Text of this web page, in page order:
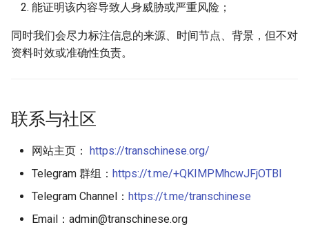
能证明该内容导致人身威胁或严重风险；
同时我们会尽力标注信息的来源、时间节点、背景，但不对
资料时效或准确性负责。
联系与社区
网站主页： https://transchinese.org/
Telegram 群组： https://t.me/+QKIMPMhcwJFjOTBl
Telegram Channel： https://t.me/transchinese
Email： admin@transchinese.org